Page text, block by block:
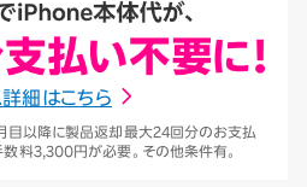
詳細はこちら
目以降に製品返却最大24回分のお支払
料3,300円が必要。その他条件有。